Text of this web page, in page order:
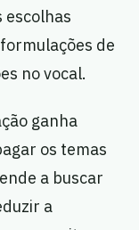
escolhas
de
no vocal.
ganha
os temas
a buscar
a